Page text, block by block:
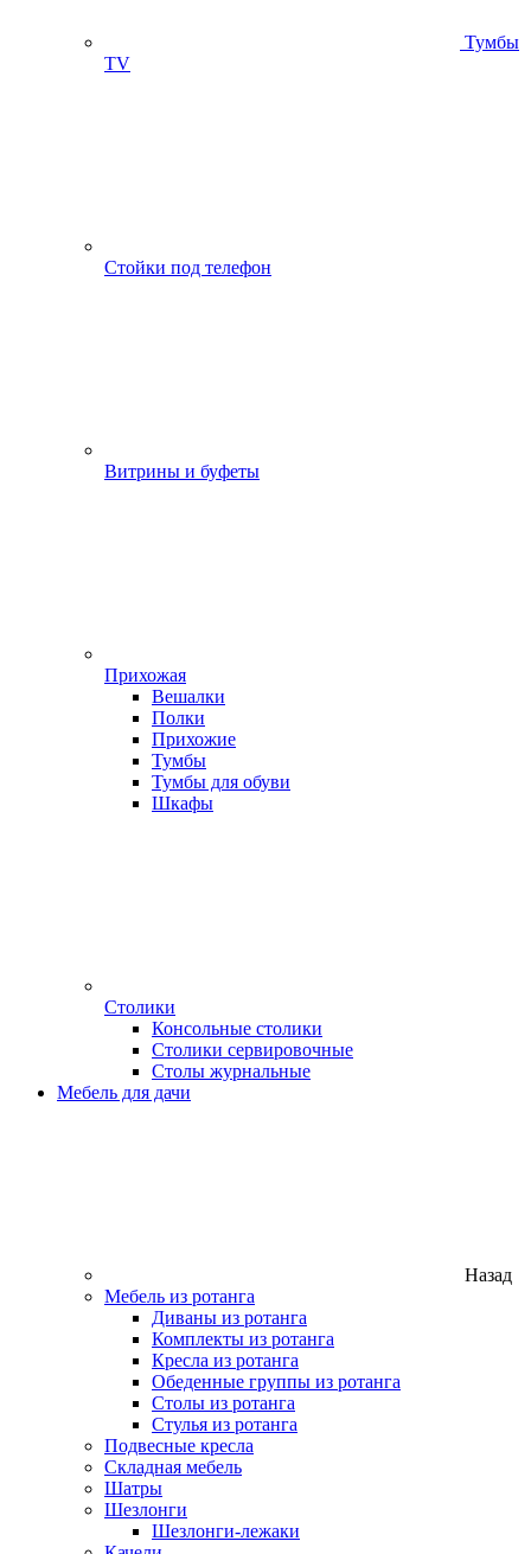
Тумбы
ТV
Стойки под телефон
Витрины и буфеты
Прихожая
Вешалки
Полки
Прихожие
Тумбы
Тумбы для обуви
Шкафы
Столики
Консольные столики
Столики сервировочные
Столы журнальные
Мебель для дачи
Назад
Мебель из ротанга
Диваны из ротанга
Комплекты из ротанга
Кресла из ротанга
Обеденные группы из ротанга
Столы из ротанга
Стулья из ротанга
Подвесные кресла
Складная мебель
Шатры
Шезлонги
Шезлонги-лежаки